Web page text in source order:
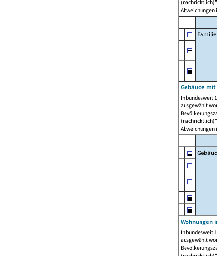
Abweichungen
Gebäude
In bundesweit
ausgewählt
Abweichungen
Wohnungen
In bundesweit
ausgewählt